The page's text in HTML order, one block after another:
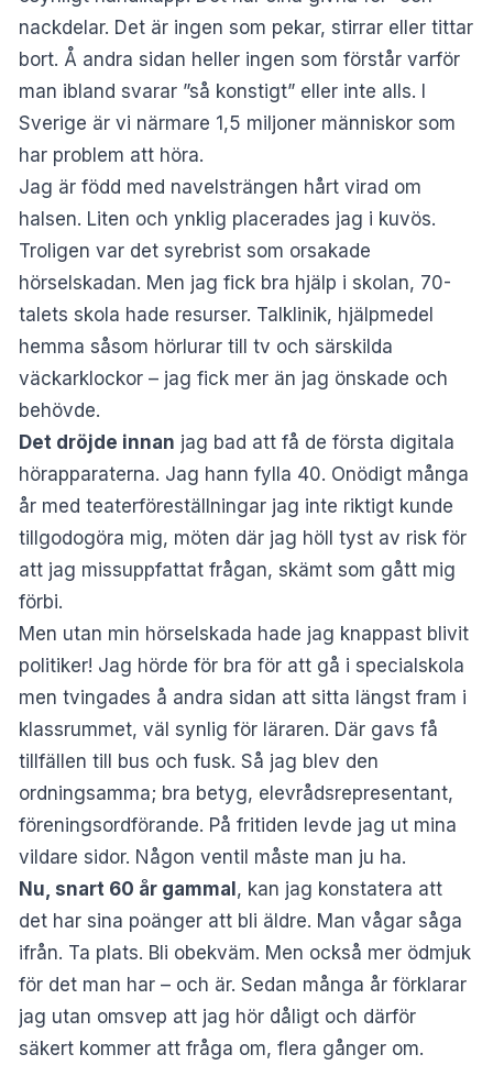
nackdelar. Det är ingen som pekar, stirrar eller tittar
bort. Å andra sidan heller ingen som förstår varför
man ibland svarar ”så konstigt” eller inte alls. I
Sverige är vi närmare 1,5 miljoner människor som
har problem att höra.
Jag är född med navelsträngen hårt virad om
halsen. Liten och ynklig placerades jag i kuvös.
Troligen var det syrebrist som orsakade
hörselskadan. Men jag fick bra hjälp i skolan, 70-
talets skola hade resurser. Talklinik, hjälpmedel
hemma såsom hörlurar till tv och särskilda
väckarklockor – jag fick mer än jag önskade och
behövde.
Det dröjde innan jag bad att få de första digitala
hörapparaterna. Jag hann fylla 40. Onödigt många
år med teaterföreställningar jag inte riktigt kunde
tillgodogöra mig, möten där jag höll tyst av risk för
att jag missuppfattat frågan, skämt som gått mig
förbi.
Men utan min hörselskada hade jag knappast blivit
politiker! Jag hörde för bra för att gå i specialskola
men tvingades å andra sidan att sitta längst fram i
klassrummet, väl synlig för läraren. Där gavs få
tillfällen till bus och fusk. Så jag blev den
ordningsamma; bra betyg, elevrådsrepresentant,
föreningsordförande. På fritiden levde jag ut mina
vildare sidor. Någon ventil måste man ju ha.
Nu, snart 60 år gammal, kan jag konstatera att
det har sina poänger att bli äldre. Man vågar såga
ifrån. Ta plats. Bli obekväm. Men också mer ödmjuk
för det man har – och är. Sedan många år förklarar
jag utan omsvep att jag hör dåligt och därför
säkert kommer att fråga om, flera gånger om.